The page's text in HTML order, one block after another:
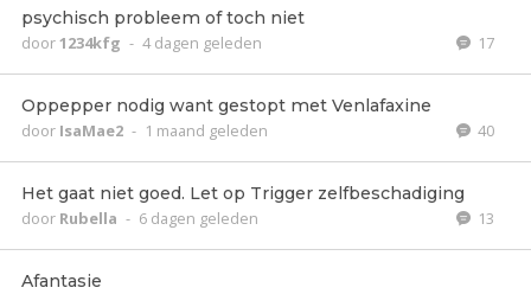
psychisch probleem of toch niet
door1234kfg - 4 dagen geleden 17
Oppepper nodig want gestopt met Venlafaxine
door IsaMae2 - 1 maand geleden 40
Het gaat niet goed. Let op Trigger zelfbeschadiging
door Rubella - 6 dagen geleden 13
Afantasie